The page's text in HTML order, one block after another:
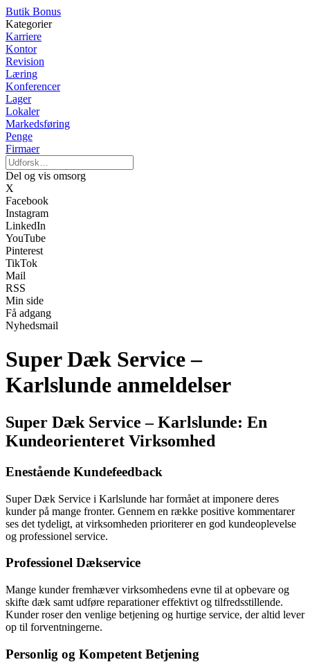
Butik Bonus
Kategorier
Karriere
Kontor
Revision
Læring
Konferencer
Lager
Lokaler
Markedsføring
Penge
Firmaer
Del og vis omsorg
X
Facebook
Instagram
LinkedIn
YouTube
Pinterest
TikTok
Mail
RSS
Min side
Få adgang
Nyhedsmail
Super Dæk Service –
Karlslunde anmeldelser
Super Dæk Service – Karlslunde: En
Kundeorienteret Virksomhed
Enestående Kundefeedback
Super Dæk Service i Karlslunde har formået at imponere deres
kunder på mange fronter. Gennem en række positive kommentarer
ses det tydeligt, at virksomheden prioriterer en god kundeoplevelse
og professionel service.
Professionel Dækservice
Mange kunder fremhæver virksomhedens evne til at opbevare og
skifte dæk samt udføre reparationer effektivt og tilfredsstillende.
Kunder roser den venlige betjening og hurtige service, der altid lever
op til forventningerne.
Personlig og Kompetent Betjening